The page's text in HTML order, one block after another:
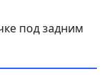
под задним